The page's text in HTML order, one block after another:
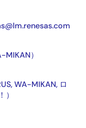
）
WA-MIKAN, ロ